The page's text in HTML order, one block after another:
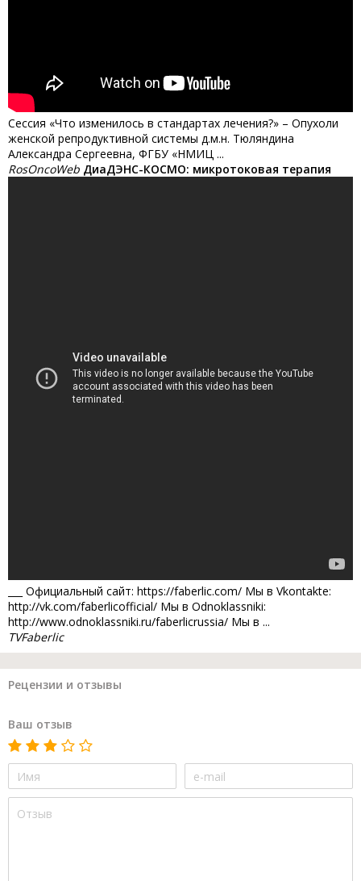
Сессия «Что изменилось в стандартах лечения?» – Опухоли
женской репродуктивной системы д.м.н. Тюляндина
Александра Сергеевна, ФГБУ «НМИЦ ...
RosOncoWeb ДиаДЭНС-КОСМО: микротоковая терапия
___ Официальный сайт: https://faberlic.com/ Мы в Vkontakte:
http://vk.com/faberlicofficial/ Мы в Odnoklassniki:
http://www.odnoklassniki.ru/faberlicrussia/ Мы в ...
TVFaberlic
Рецензии и отзывы
Ваш отзыв